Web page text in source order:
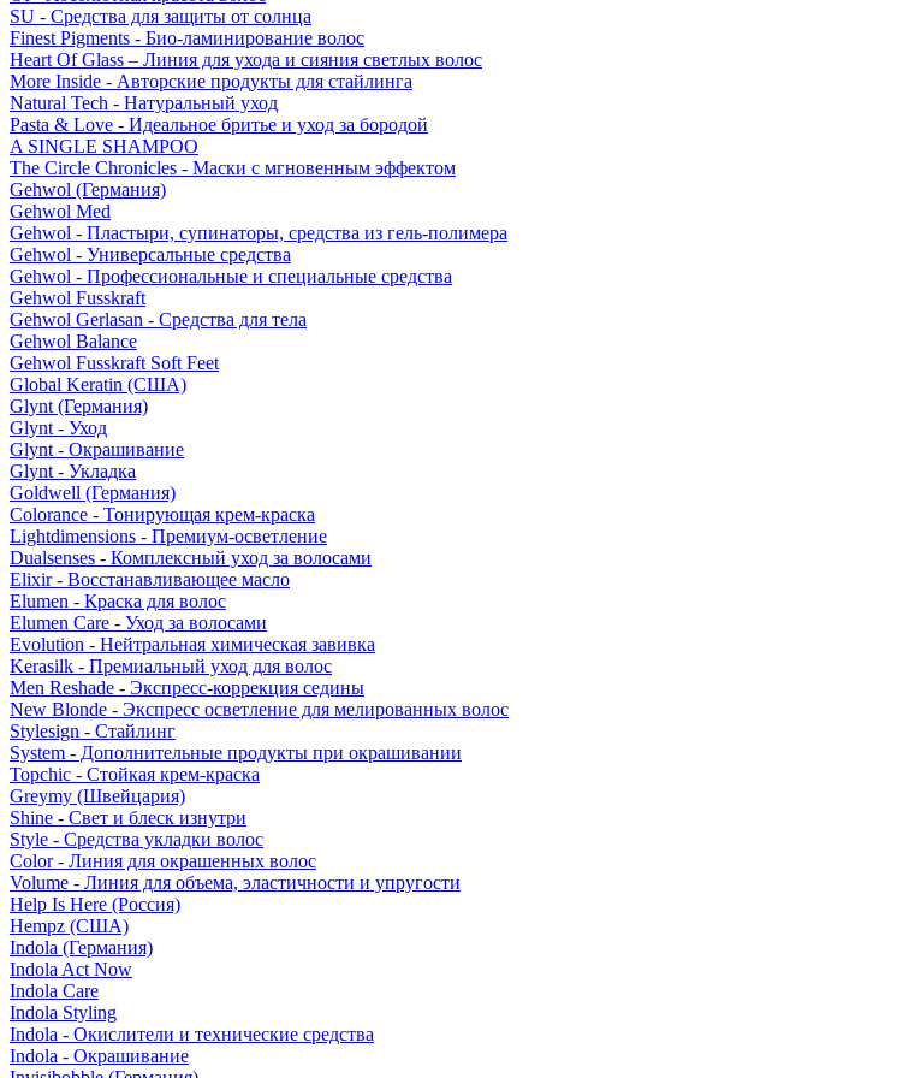
SU - Средства для защиты от солнца
Finest Pigments - Био-ламинирование волос
Heart Of Glass – Линия для ухода и сияния светлых волос
More Inside - Авторские продукты для стайлинга
Natural Tech - Натуральный уход
Pasta & Love - Идеальное бритье и уход за бородой
A SINGLE SHAMPOO
The Circle Chronicles - Маски с мгновенным эффектом
Gehwol (Германия)
Gehwol Med
Gehwol - Пластыри, супинаторы, средства из гель-полимера
Gehwol - Универсальные средства
Gehwol - Профессиональные и специальные средства
Gehwol Fusskraft
Gehwol Gerlasan - Средства для тела
Gehwol Balance
Gehwol Fusskraft Soft Feet
Global Keratin (США)
Glynt (Германия)
Glynt - Уход
Glynt - Окрашивание
Glynt - Укладка
Goldwell (Германия)
Colorance - Тонирующая крем-краска
Lightdimensions - Премиум-осветление
Dualsenses - Комплексный уход за волосами
Elixir - Восстанавливающее масло
Elumen - Краска для волос
Elumen Care - Уход за волосами
Evolution - Нейтральная химическая завивка
Kerasilk - Премиальный уход для волос
Men Reshade - Экспресс-коррекция седины
New Blonde - Экспресс осветление для мелированных волос
Stylesign - Стайлинг
System - Дополнительные продукты при окрашивании
Topchic - Стойкая крем-краска
Greymy (Швейцария)
Shine - Свет и блеск изнутри
Style - Средства укладки волос
Color - Линия для окрашенных волос
Volume - Линия для объема, эластичности и упругости
Help Is Here (Россия)
Hempz (США)
Indola (Германия)
Indola Act Now
Indola Care
Indola Styling
Indola - Окислители и технические средства
Indola - Окрашивание